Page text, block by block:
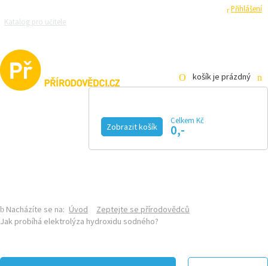
Přihlášení
Katalog pro učitele
košík je prázdný
Zobrazit košík
Celkem Kč
0,-
Nacházíte se na: Úvod
Zeptejte se přírodovědců
Jak probíhá elektrolýza hydroxidu sodného?